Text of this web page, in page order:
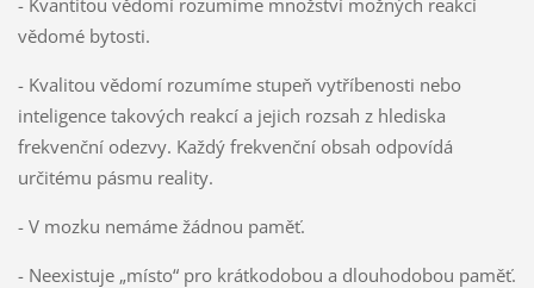
vědomé bytosti.
- Kvalitou vědomí rozumíme stupeň vytříbenosti nebo
inteligence takových reakcí a jejich rozsah z hlediska
frekvenční odezvy. Každý frekvenční obsah odpovídá
určitému pásmu reality.
- V mozku nemáme žádnou paměť.
- Neexistuje „místo“ pro krátkodobou a dlouhodobou paměť.